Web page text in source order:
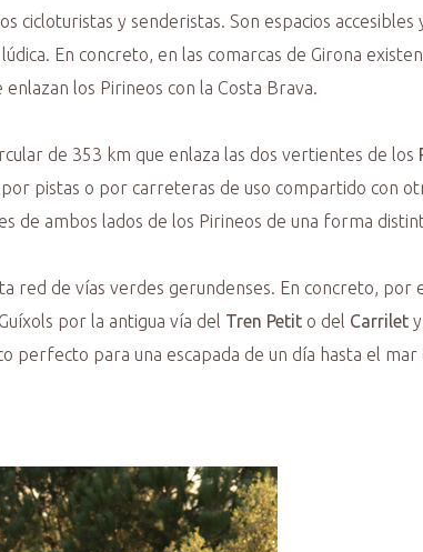
cicloturistas y senderistas. Son espacios
En concreto, en las comarcas de Girona
los Pirineos con la Costa Brava.
de 353 km que enlaza las dos vertientes de los
pistas o por carreteras de uso compartido con
de ambos lados de los Pirineos de una forma
red de vías verdes gerundenses. En concreto, por
por la antigua vía del Tren Petito del Carrilety
para una escapada de un día hasta el mar